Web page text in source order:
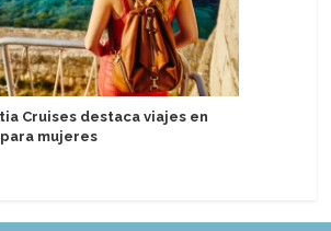
Cruises destaca viajes en
mujeres